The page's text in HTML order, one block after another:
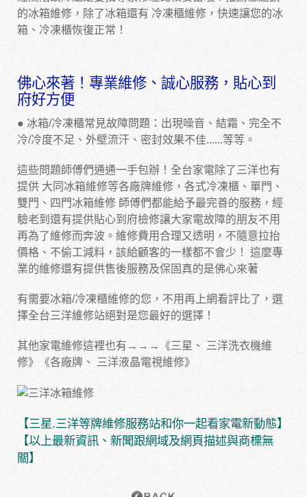
的冰箱維修，除了冰箱還有 冷凍櫃維修 ，快速讓您的冰
箱、冷凍櫃恢復正常！
佛心來著！專業維修、誠心服務，貼心到
府好方便
● 冰箱/冷凍櫃常見故障問題：出現噪音、結霜、完全不
冷/冷度不足、外壁流汗、密封效果不佳......等等。
這些問題師傅們通通一手包辦！全台家電除了三洋也有
提供 大同冰箱維修等各廠牌維修，各式冷凍櫃、單門、
雙門、 四門冰箱維修 師傅們都能給予最完善的服務，經
驗老到還有提供貼心到府檢修讓大家電故障的朋友不用
再為了維修而奔波。維修費用合理又透明，不隨意拉抬
價格、不偷工減料，該給顧客的一樣都不會少！ 這麼專
業的維修還有提供售後服務及保固真的是佛心來著
有需要冰箱/冷凍櫃維修的您，不用再上網看評比了，選
擇全台三洋維修站絕對是您最好的選擇！
其他家電維修這裡也有→→→《三星、
三洋洗衣機維
修》《各廠牌、 三洋液晶電視維修》
【三星.三洋等牌維修服務站和你一起看家電新動態】
【以上最新資訊、新聞跟網域及網頁描述與商標無
關】